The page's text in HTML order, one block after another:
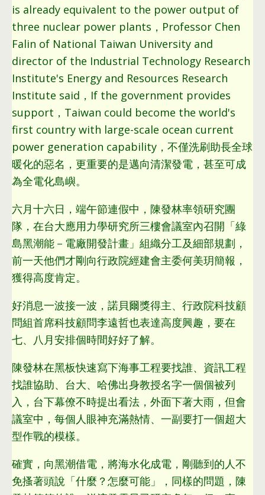
is already equivalent to the power output of
three nuclear power plants，Professor Chen
Falin of National Taiwan University and
director of the Industrial Technology Research
Institute's Energy and Resources Research
Institute said，If the government provides
support，Taiwan could become the world's
first country with large-scale ocean current
power generation capability， 不僅洗刷助長全球
暖化的惡名 ， 更重要的是邁向清潔發電 ， 甚至可成
為全電化島嶼。
六月十六日 ， 端午節連假中 ， 陳發林率領研究團
隊 ， 在台大應用力學研究所三樓會議室內召開「綠
島黑潮能－電廠開發計畫」組織分工及細部規劃 ，
前一天他們才剛向行政院經建會主委何美玥簡報 ，
獲得高度肯定。
好消息一波接一波 ， 諾貝爾獎得主、 行政院科技顧
問組首席科技顧問李遠哲也表達高度興趣 ， 要在
七、 八月安排個時間好好了解。
陳發林在黑板快速寫下海事工程要找誰、 資訊工程
找誰協助、 台大、 哈佛出身教授名字一個個被列
入 ， 台下幕僚不時提出看法 ， 外面下著大雨 ， 但會
議室中 ， 每個人眼神充滿熱情、 一副要打一個超大
型作戰的模樣。
確實 ， 向黑潮借電 ， 將海水化成電 ， 剛聽到的人不
免搔著頭說「什麼？怎麼可能」
，同樣的問題， 陳